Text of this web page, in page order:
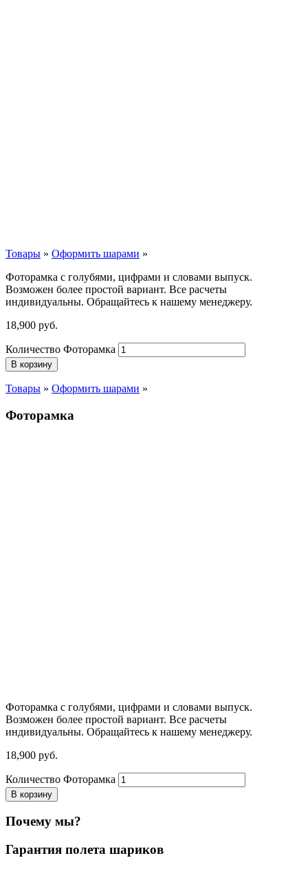
Товары » Оформить шарами »
Фоторамка с голубями, цифрами и словами выпуск.
Возможен более простой вариант. Все расчеты
индивидуальны. Обращайтесь к нашему менеджеру.
18,900 руб.
Количество Фоторамка
В корзину
Товары » Оформить шарами »
Фоторамка
Фоторамка с голубями, цифрами и словами выпуск.
Возможен более простой вариант. Все расчеты
индивидуальны. Обращайтесь к нашему менеджеру.
18,900 руб.
Количество Фоторамка
В корзину
Почему мы?
Гарантия полета шариков